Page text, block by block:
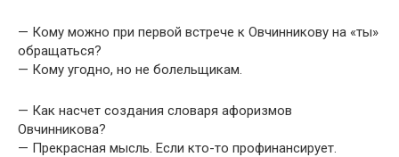
— Кому можно при первой встрече к Овчинникову на «ты»
обращаться?
— Кому угодно, но не болельщикам.
— Как насчет создания словаря афоризмов
Овчинникова?
— Прекрасная мысль. Если кто-то профинансирует.